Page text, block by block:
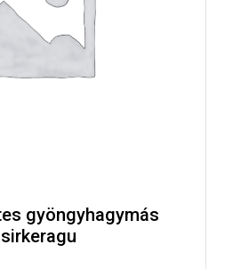
gyöngyhagymás